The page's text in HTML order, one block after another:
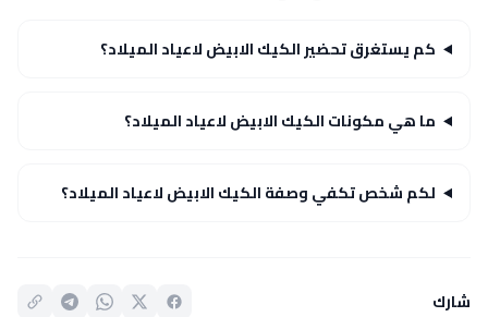
كم يستغرق تحضير الكيك الابيض لاعياد الميلاد؟
ما هي مكونات الكيك الابيض لاعياد الميلاد؟
لكم شخص تكفي وصفة الكيك الابيض لاعياد الميلاد؟
شارك